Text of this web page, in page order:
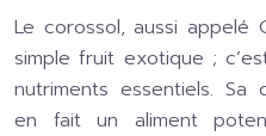
Le corossol, aussi appelé
simple fruit exotique ;
nutriments essentiels.
en fait un aliment